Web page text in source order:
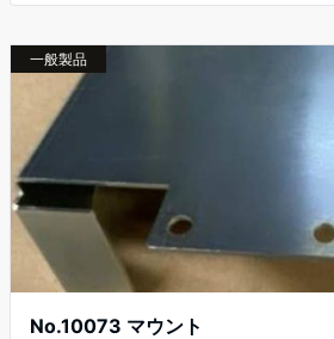
一般製品
No.10073 マウント